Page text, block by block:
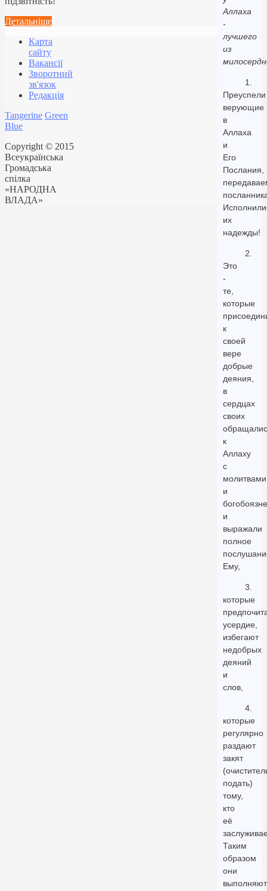
Аллаха
-
лучшего
из
1.
Преуспели
верующие
в
Аллаха
и
Его
Послания,
их
надежды!
2.
Это
-
те,
которые
к
своей
вере
добрые
деяния,
в
сердцах
своих
к
Аллаху
с
молитвами
и
и
выражали
полное
Ему,
3.
которые
усердие,
избегают
недобрых
деяний
и
слов,
4.
которые
регулярно
раздают
закят
подать)
тому,
кто
её
Таким
образом
они
выполняют
Детальніше
Карта
сайту
Вакансії
Зворотний
зв'язок
Редакція
Tangerine Green
Blue
Copyright © 2015
Всеукраїнська
Громадська
спілка
«НАРОДНА
ВЛАДА»